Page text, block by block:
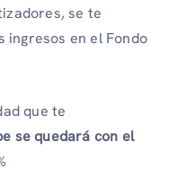
se te
ingresos en el Fondo
que te
se quedará con el